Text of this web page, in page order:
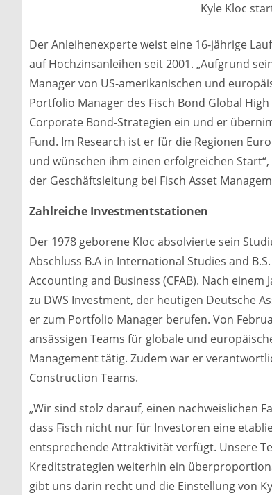
Kyle Kloc
Der Anleihenexperte weist eine 16-jährige
auf Hochzinsanleihen seit 2001. „Aufgrund
Manager von US-amerikanischen und
Portfolio Manager des Fisch Bond Global
Corporate Bond-Strategien ein und er
Fund. Im Research ist er für die Regionen
und wünschen ihm einen erfolgreichen
der Geschäftsleitung bei Fisch Asset
Zahlreiche Investmentstationen
Der 1978 geborene Kloc absolvierte sein
Abschluss B.A in International Studies and
Accounting and Business (CFAB). Nach einem
zu DWS Investment, der heutigen Deutsche
er zum Portfolio Manager berufen. Von
ansässigen Teams für globale und
Management tätig. Zudem war er
Construction Teams.
„Wir sind stolz darauf, einen nachweislichen
dass Fisch nicht nur für Investoren eine
entsprechende Attraktivität verfügt. Unsere
Kreditstrategien weiterhin ein
gibt uns darin recht und die Einstellung von